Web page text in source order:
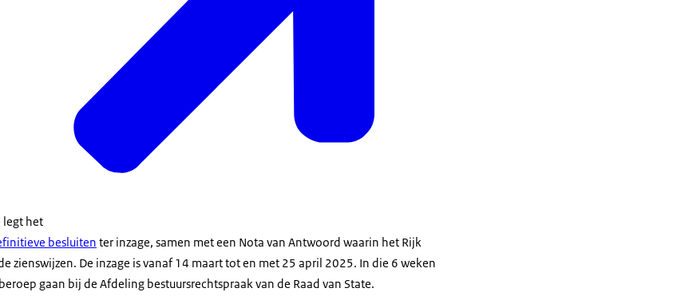
legt het
besluiten ter inzage, samen met een Nota van Antwoord waarin het Rijk
zienswijzen. De inzage is vanaf 14 maart tot en met 25 april 2025. In die 6 weken
gaan bij de Afdeling bestuursrechtspraak van de Raad van State.